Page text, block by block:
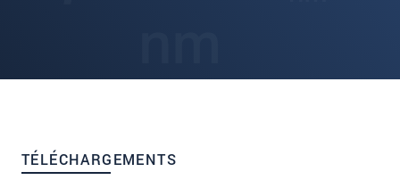
TÉLÉCHARGEMENTS